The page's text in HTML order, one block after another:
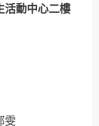
活動中心二樓
雯